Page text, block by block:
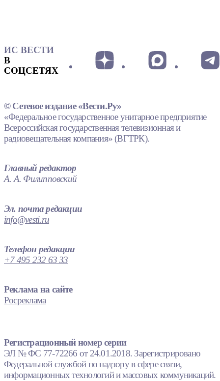
ИС ВЕСТИ
В
СОЦСЕТЯХ
© Сетевое издание «Вести.Ру»
«Федеральное государственное унитарное предприятие
Всероссийская государственная телевизионная и
радиовещательная компания» (ВГТРК).
Главный редактор
А. А. Филипповский
Эл. почта редакции
info@vesti.ru
Телефон редакции
+7 495 232 63 33
Реклама на сайте
Росреклама
Регистрационный номер серии
ЭЛ № ФС 77-72266 от 24.01.2018. Зарегистрировано
Федеральной службой по надзору в сфере связи,
информационных технологий и массовых коммуникаций.